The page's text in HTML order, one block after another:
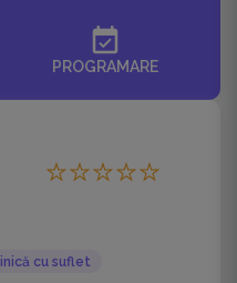
event_available
PROGRAMARE
cu suflet